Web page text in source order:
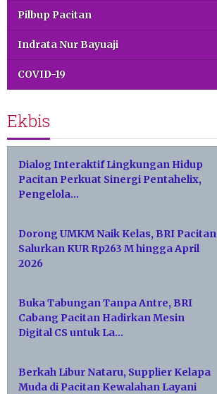
Pilbup Pacitan
Indrata Nur Bayuaji
COVID-19
Ekbis
Dialog Interaktif Lingkungan Hidup
Pacitan Perkuat Sinergi Pentahelix,
Pengelola…
Dorong UMKM Naik Kelas, BRI Pacitan
Salurkan KUR Rp263 M hingga April
2026
Buka Tabungan Tanpa Antre, BRI
Cabang Pacitan Hadirkan Mesin
Digital CS untuk La…
Berkah Libur Nataru, Supplier Kelapa
Muda di Pacitan Kewalahan Layani